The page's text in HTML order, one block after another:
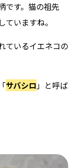
です。猫の祖先
いますね。
ているイエネコの
サバシロ」と呼ば